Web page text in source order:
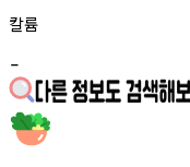
칼륨
-